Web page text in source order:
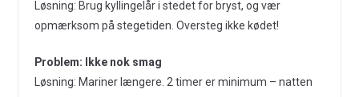
Løsning: Brug kyllingelår i stedet for bryst, og vær
opmærksom på stegetiden. Oversteg ikke kødet!
Problem: Ikke nok smag
Løsning: Mariner længere. 2 timer er minimum – natten